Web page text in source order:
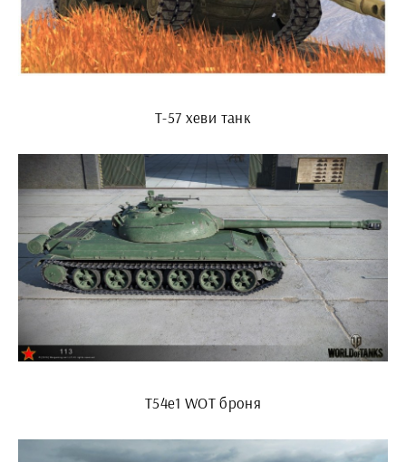
Т-57 хеви танк
T54e1 WOT броня